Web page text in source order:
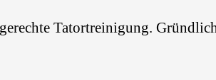
Tatortreinigung.